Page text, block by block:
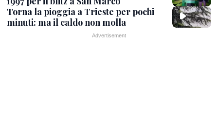
Torna la pioggia a Trieste per pochi
minuti: ma il caldo non molla